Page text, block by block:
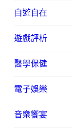
自遊自在
遊戲評析
醫學保健
電子娛樂
音樂饗宴